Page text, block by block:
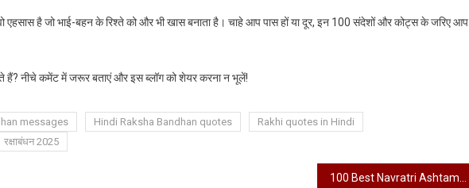
वो एहसास है जो भाई-बहन के रिश्ते को और भी खास बनाता है। चाहे आप पास हों या दूर, इन 100 संदेशों और कोट्स के जरिए आप
हैं? नीचे कमेंट में जरूर बताएं और इस ब्लॉग को शेयर करना न भूलें!
messages Hindi Raksha Bandhan quotes
Rakhi quotes in Hindi
रक्षाबंधन 2025